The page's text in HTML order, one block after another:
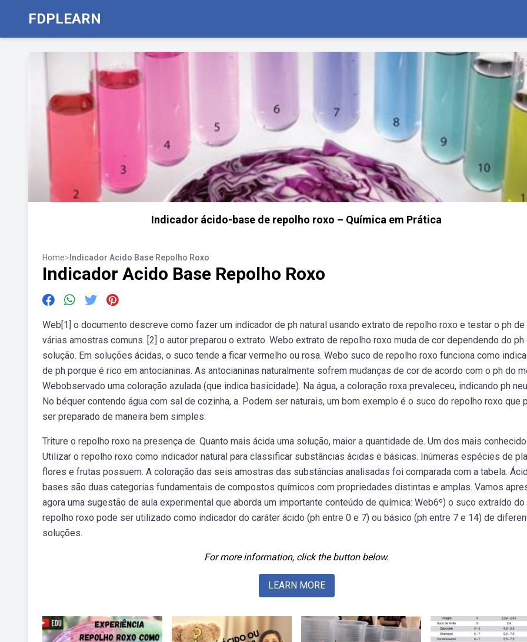
FDPLEARN
Indicador ácido-base de repolho roxo – Química em Prática
Home> Indicador Acido Base Repolho Roxo
Indicador Acido Base Repolho Roxo
Web[1] o documento descreve como fazer um indicador de ph natural usando extrato de repolho roxo e testar o ph de
várias amostras comuns. [2] o autor preparou o extrato. Webo extrato de repolho roxo muda de cor dependendo do ph
solução. Em soluções ácidas, o suco tende a ficar vermelho ou rosa. Webo suco de repolho roxo funciona como
de ph porque é rico em antocianinas. As antocianinas naturalmente sofrem mudanças de cor de acordo com o ph do
Webobservado uma coloração azulada (que indica basicidade). Na água, a coloração roxa prevaleceu, indicando ph
No béquer contendo água com sal de cozinha, a. Podem ser naturais, um bom exemplo é o suco do repolho roxo que
ser preparado de maneira bem simples:
Triture o repolho roxo na presença de. Quanto mais ácida uma solução, maior a quantidade de. Um dos mais
Utilizar o repolho roxo como indicador natural para classificar substâncias ácidas e básicas. Inúmeras espécies de
flores e frutas possuem. A coloração das seis amostras das substâncias analisadas foi comparada com a tabela.
bases são duas categorias fundamentais de compostos químicos com propriedades distintas e amplas. Vamos
agora uma sugestão de aula experimental que aborda um importante conteúdo de química: Web6º) o suco extraído do
repolho roxo pode ser utilizado como indicador do caráter ácido (ph entre 0 e 7) ou básico (ph entre 7 e 14) de
soluções.
For more information, click the button below.
LEARN MORE